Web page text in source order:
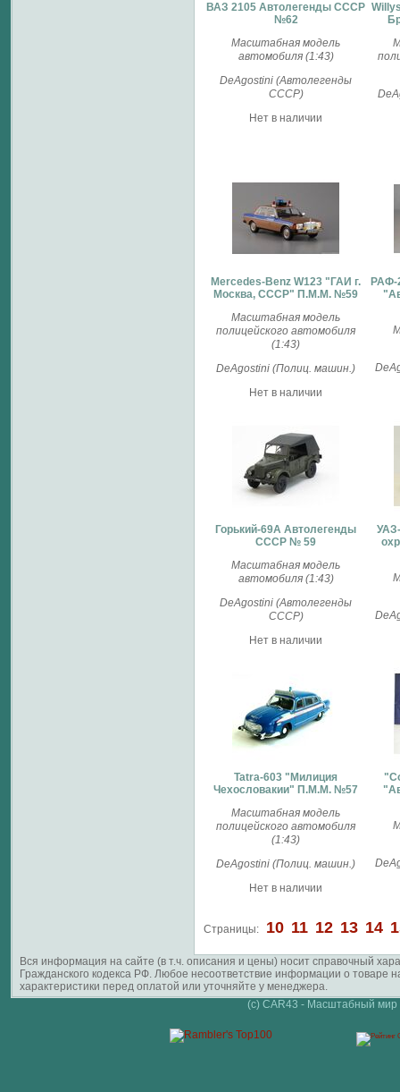
ВАЗ 2105 Автолегенды СССР
№62
Масштабная модель
автомобиля (1:43)
DeAgostini (Автолегенды
СССР)
Нет в наличии
Mercedes-Benz W123 "ГАИ г.
Москва, СССР" П.М.М. №59
Масштабная модель
полицейского автомобиля
(1:43)
DeAgostini (Полиц. машин.)
Нет в наличии
РАФ-
Горький-69А Автолегенды
СССР № 59
Масштабная модель
автомобиля (1:43)
DeAgostini (Автолегенды
СССР)
Нет в наличии
Tatra-603 "Милиция
Чехословакии" П.М.М. №57
Масштабная модель
полицейского автомобиля
(1:43)
DeAgostini (Полиц. машин.)
Нет в наличии
Страницы: 10 11 12 13 14
Вся информация на сайте (в т.ч. описания и цены) носит справочный
Гражданского кодекса РФ. Любое несоответствие информации о
характеристики перед оплатой или уточняйте у менеджера.
(c) CAR43 - Масштабный мир